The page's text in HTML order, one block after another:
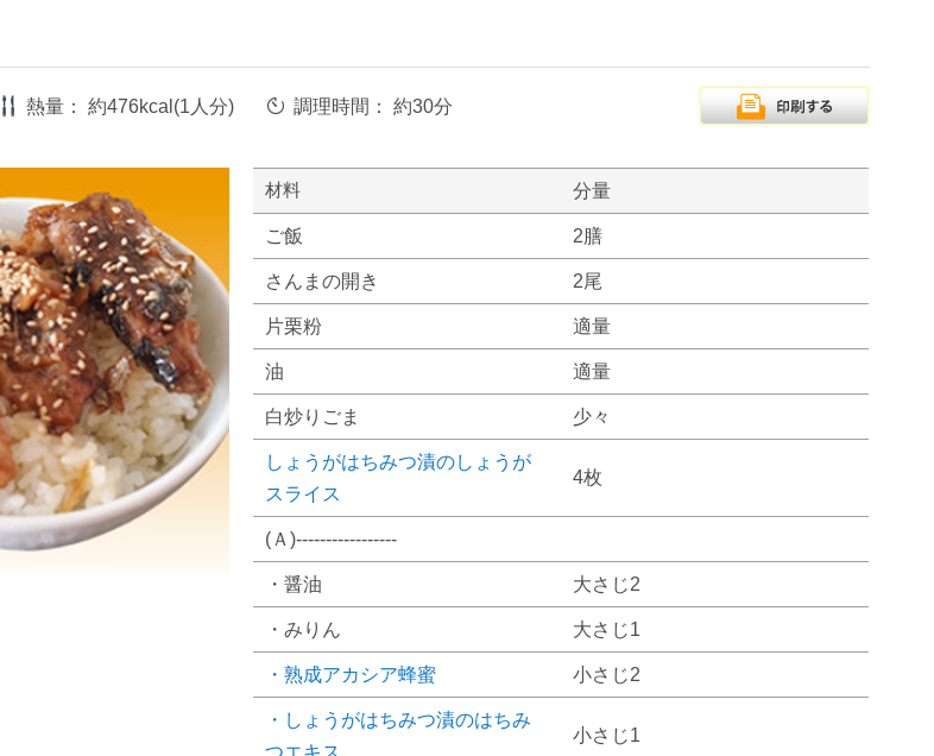
熱量： 約476kcal(1人分) 調理時間： 約30分
材料 分量
ご飯 2膳
さんまの開き 2尾
片栗粉 適量
油 適量
白炒りごま 少々
しょうがはちみつ漬のしょうが
スライス
4枚
(Ａ)-----------------
・醤油 大さじ2
・みりん 大さじ1
・熟成アカシア蜂蜜 小さじ2
・しょうがはちみつ漬のはちみ
つエキス
小さじ1